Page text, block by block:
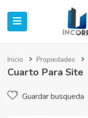
Inicio Propiedades
Cuarto Para Site
Guardar busqueda